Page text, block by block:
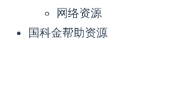
网络资源
国科金帮助资源